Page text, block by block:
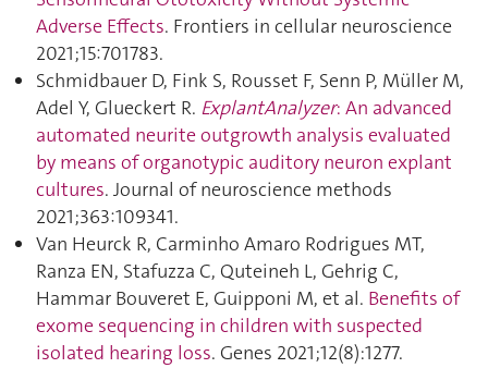
Adverse Effects. Frontiers in cellular neuroscience
2021;15:701783.
Schmidbauer D, Fink S, Rousset F, Senn P, Müller M,
Adel Y, Glueckert R. ExplantAnalyzer: An advanced
automated neurite outgrowth analysis evaluated
by means of organotypic auditory neuron explant
cultures. Journal of neuroscience methods
2021;363:109341.
Van Heurck R, Carminho Amaro Rodrigues MT,
Ranza EN, Stafuzza C, Quteineh L, Gehrig C,
Hammar Bouveret E, Guipponi M, et al. Benefits of
exome sequencing in children with suspected
isolated hearing loss. Genes 2021;12(8):1277.